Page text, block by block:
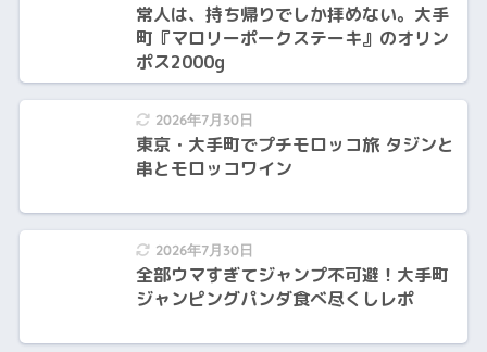
常人は、持ち帰りでしか拝めない。大手
町『マロリーポークステーキ』のオリン
ポス2000g
2026年7月30日
東京・大手町でプチモロッコ旅 タジンと
串とモロッコワイン
2026年7月30日
全部ウマすぎてジャンプ不可避！大手町
ジャンピングパンダ食べ尽くしレポ